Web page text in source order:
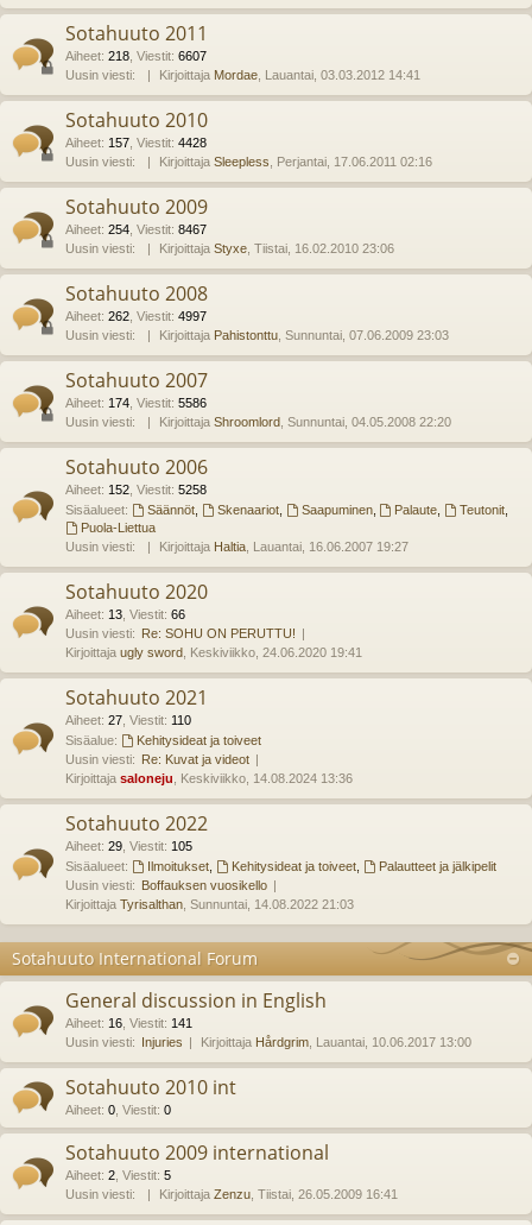
Sotahuuto 2011
Aiheet: 218 Viestit: 6607
Uusin viesti:
Kirjoittaja Mordae , Lauantai, 03.03.2012 14:41
Sotahuuto 2010
Aiheet: 157 Viestit: 4428
Uusin viesti:
Kirjoittaja Sleepless , Perjantai, 17.06.2011 02:16
Sotahuuto 2009
Aiheet: 254 Viestit: 8467
Uusin viesti:
Kirjoittaja Styxe , Tiistai, 16.02.2010 23:06
Sotahuuto 2008
Aiheet: 262 Viestit: 4997
Uusin viesti:
Kirjoittaja Pahistonttu , Sunnuntai, 07.06.2009 23:03
Sotahuuto 2007
Aiheet: 174 Viestit: 5586
Uusin viesti:
Kirjoittaja Shroomlord , Sunnuntai, 04.05.2008 22:20
Sotahuuto 2006
Aiheet: 152 Viestit: 5258
Sisäalueet:
Säännöt, Skenaariot, Saapuminen, Palaute Teutonit
Puola-Liettua
Uusin viesti:
Kirjoittaja Haltia , Lauantai, 16.06.2007 19:27
Sotahuuto 2020
Aiheet: 13 Viestit: 66
Uusin viesti: Re: SOHU ON PERUTTU!
Kirjoittaja ugly sword , Keskiviikko, 24.06.2020 19:41
Sotahuuto 2021
Aiheet: 27 Viestit: 110
Sisäalue:
Kehitysideat ja toiveet
Uusin viesti: Re: Kuvat ja videot
Kirjoittaja saloneju , Keskiviikko, 14.08.2024 13:36
Sotahuuto 2022
Aiheet: 29 Viestit: 105
Sisäalueet:
Ilmoitukset, Kehitysideat ja toiveet,
Palautteet ja jälkipelit
Uusin viesti: Boffauksen vuosikello
Kirjoittaja Tyrisalthan , Sunnuntai, 14.08.2022 21:03
Sotahuuto International Forum
General discussion in English
Aiheet: 16 Viestit: 141
Uusin viesti: Injuries Kirjoittaja Hårdgrim , Lauantai, 10.06.2017 13:00
Sotahuuto 2010 int
Aiheet: 0 Viestit: 0
Sotahuuto 2009 international
Aiheet: 2 Viestit: 5
Uusin viesti:
Kirjoittaja Zenzu , Tiistai, 26.05.2009 16:41